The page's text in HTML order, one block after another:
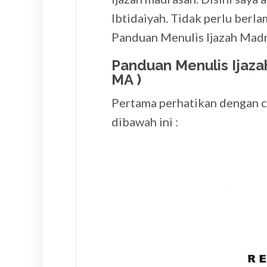
Ibtidaiyah. Tidak perlu
Panduan Menulis Ijazah
Panduan Menulis
MA )
Pertama perhatikan dengan
dibawah ini :